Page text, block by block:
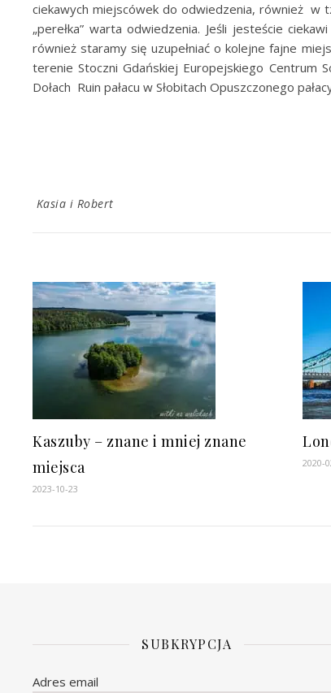
ciekawych miejscówek do odwiedzenia, również w
„perełka” warta odwiedzenia. Jeśli jesteście
również staramy się uzupełniać o kolejne fajne
terenie Stoczni Gdańskiej Europejskiego Centrum
Dołach Ruin pałacu w Słobitach Opuszczonego
Kasia i Robert
Kaszuby – znane i mniej znane
miejsca
2023-10-23
2020-
SUBKRYPCJA
Adres email